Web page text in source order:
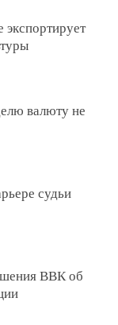
экспортирует
валюту не
судьи
ВВК об